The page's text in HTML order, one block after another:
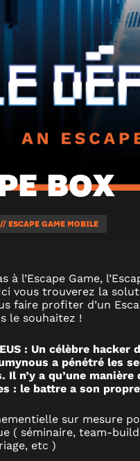
BOX
ESCAPE GAME MOBILE
à l’Escape Game,
vous trouverez la
faire profiter d’un
le souhaitez !
: Un célèbre hacker
a pénétré les
Il n’y a qu’une manière
: le battre a son
sur mesure
( séminaire, team-
etc )